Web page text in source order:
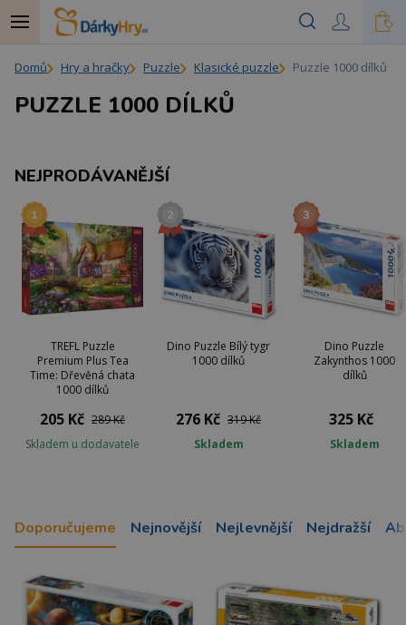
Domů Hry a hračky Puzzle Klasické puzzle Puzzle 1000 dílků
PUZZLE 1000 DÍLKŮ
NEJPRODÁVANĚJŠÍ
TREFL Puzzle
Premium Plus Tea
Time: Dřevěná chata
1000 dílků
205 Kč 289 Kč
Skladem u dodavatele
Dino Puzzle Bílý tygr
1000 dílků
276 Kč 319 Kč
Skladem
Dino Puzzle
Zakynthos 1000
dílků
325 Kč
Skladem
Doporučujeme Nejnovější Nejlevnější Nejdražší